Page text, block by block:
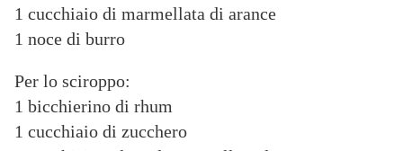
1 cucchiaio di marmellata di arance
1 noce di burro
Per lo sciroppo:
1 bicchierino di rhum
1 cucchiaio di zucchero